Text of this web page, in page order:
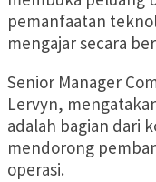
pemanfaatan
mengajar secara
Senior Manager
Lervyn,
adalah bagian dari
mendorong
operasi.